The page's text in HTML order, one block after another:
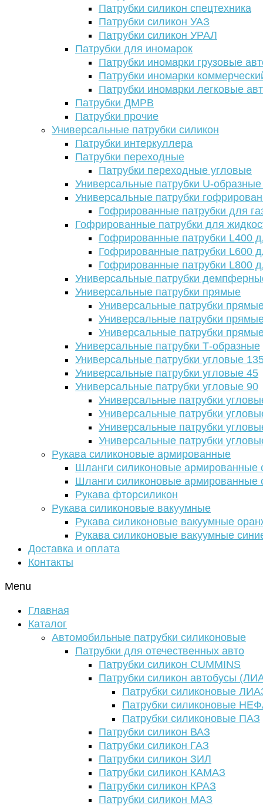
Патрубки силикон спецтехника
Патрубки силикон УАЗ
Патрубки силикон УРАЛ
Патрубки для иномарок
Патрубки иномарки грузовые
Патрубки иномарки
Патрубки иномарки легковые
Патрубки ДМРВ
Патрубки прочие
Универсальные патрубки силикон
Патрубки интеркуллера
Патрубки переходные
Патрубки переходные угловые
Универсальные патрубки U-
Универсальные патрубки
Гофрированные патрубки для
Гофрированные патрубки для
Гофрированные патрубки L400
Гофрированные патрубки L600
Гофрированные патрубки L800
Универсальные патрубки
Универсальные патрубки прямые
Универсальные патрубки
Универсальные патрубки
Универсальные патрубки
Универсальные патрубки Т-образные
Универсальные патрубки угловые
Универсальные патрубки угловые 45
Универсальные патрубки угловые 90
Универсальные патрубки
Универсальные патрубки
Универсальные патрубки
Универсальные патрубки
Рукава силиконовые армированные
Шланги силиконовые армированные
Шланги силиконовые армированные
Рукава фторсиликон
Рукава силиконовые вакуумные
Рукава силиконовые вакуумные
Рукава силиконовые вакуумные
Доставка и оплата
Контакты
Menu
Главная
Каталог
Автомобильные патрубки силиконовые
Патрубки для отечественных авто
Патрубки силикон CUMMINS
Патрубки силикон автобусы
Патрубки силиконовые
Патрубки силиконовые
Патрубки силиконовые ПАЗ
Патрубки силикон ВАЗ
Патрубки силикон ГАЗ
Патрубки силикон ЗИЛ
Патрубки силикон КАМАЗ
Патрубки силикон КРАЗ
Патрубки силикон МАЗ